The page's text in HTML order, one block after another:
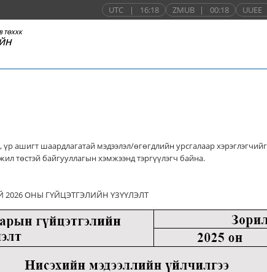
UTC | 16:18 ZMUB | 00:18 UUEE
ТӨХХК
ашигт шаардлагатай мэдээлэл/өгөгдлийн урсгалаар
төстэй байгууллагын хэмжээнд тэргүүлэгч байна.
ОНЫ ГҮЙЦЭТГЭЛИЙН ҮЗҮҮЛЭЛТ